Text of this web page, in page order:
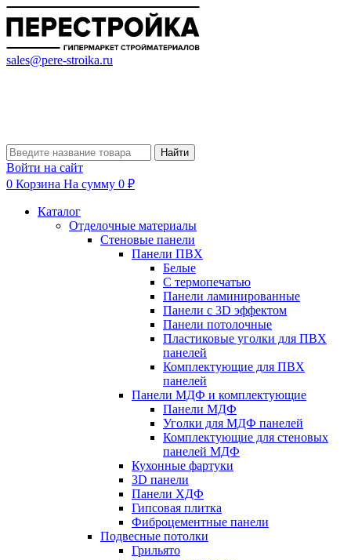
sales@pere-stroika.ru
Найти
Войти на сайт
0 Корзина На сумму 0 ₽
Каталог
Отделочные материалы
Стеновые панели
Панели ПВХ
Белые
С термопечатью
Панели ламинированные
Панели с 3D эффектом
Панели потолочные
Пластиковые уголки для ПВХ
панелей
Комплектующие для ПВХ
панелей
Панели МДФ и комплектующие
Панели МДФ
Уголки для МДФ панелей
Комплектующие для стеновых
панелей МДФ
Кухонные фартуки
3D панели
Панели ХДФ
Гипсовая плитка
Фиброцементные панели
Подвесные потолки
Грильято